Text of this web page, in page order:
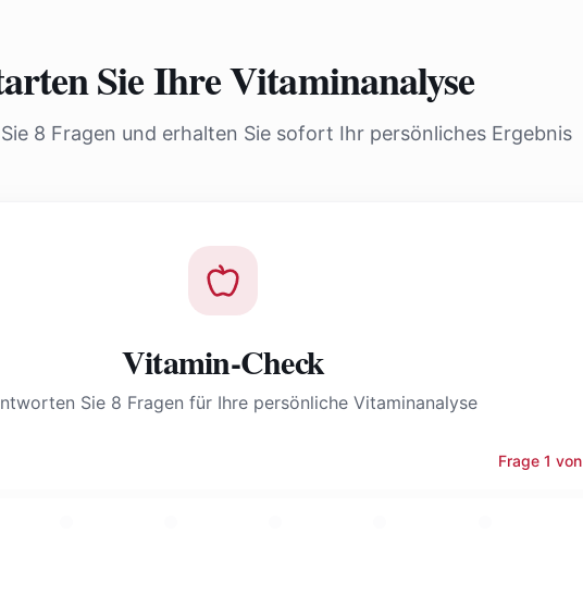
Sie Ihre Vitaminanalyse
8 Fragen und erhalten Sie sofort Ihr persönliches Ergebnis
Vitamin-Check
Sie 8 Fragen für Ihre persönliche Vitaminanalyse
Frage 1 von